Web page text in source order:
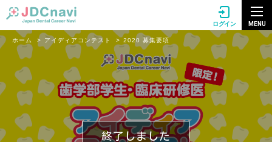
ログイン MENU
ホーム アイディアコンテスト 2020 募集要項
終了しました